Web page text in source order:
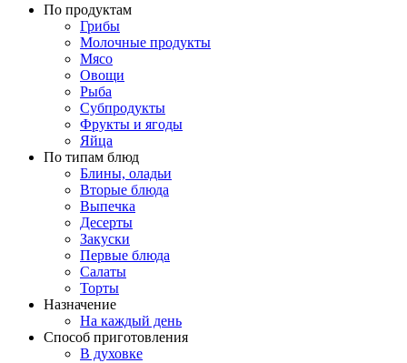
По продуктам
Грибы
Молочные продукты
Мясо
Овощи
Рыба
Субпродукты
Фрукты и ягоды
Яйца
По типам блюд
Блины, оладьи
Вторые блюда
Выпечка
Десерты
Закуски
Первые блюда
Салаты
Торты
Назначение
На каждый день
Способ приготовления
В духовке